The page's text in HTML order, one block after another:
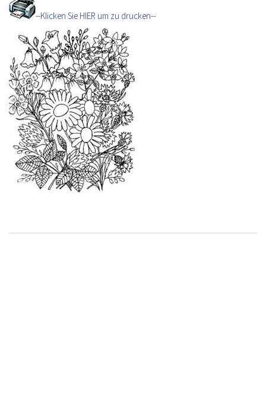
--Klicken Sie HIER um zu drucken--